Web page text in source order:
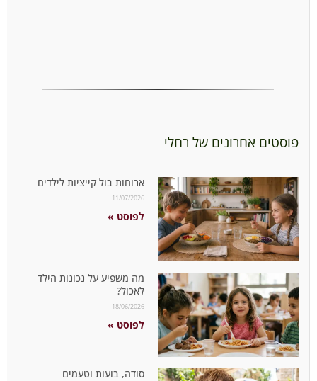
פוסטים אחרונים של רחלי
ארוחות בול קייציות לילדים
11/07/2026
לפוסט »
מה משפיע על נכונות הילד
לאכול?
18/06/2026
לפוסט »
סודה, בועות וטעמים